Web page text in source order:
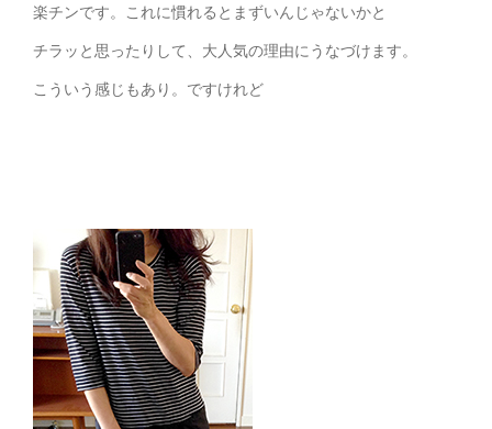
楽チンです。これに慣れるとまずいんじゃないかと
チラッと思ったりして、大人気の理由にうなづけます。
こういう感じもあり。ですけれど